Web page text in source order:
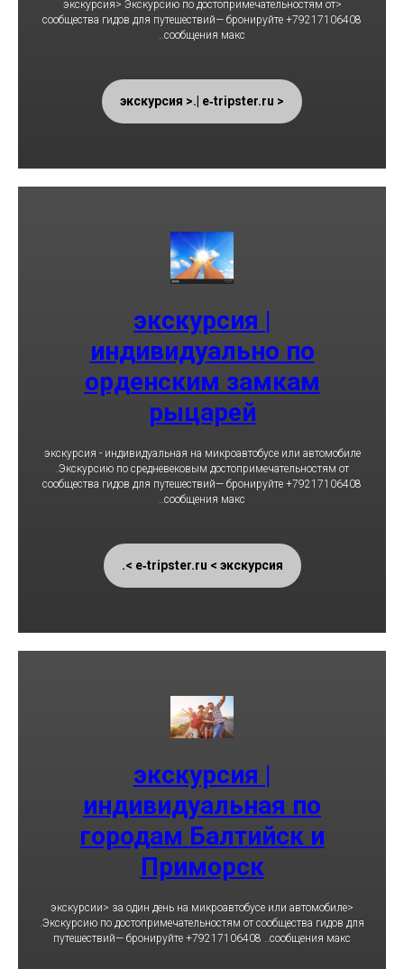
<экскурсия> Экскурсию по достопримечательностям от
сообщества гидов для путешествий— бронируйте +79217106408
..сообщения макс
< экскурсия >.| e‑tripster.ru
экскурсия |
индивидуально по
орденским замкам
рыцарей
экскурсия - индивидуальная на микроавтобусе или автомобиле
.Экскурсию по средневековым достопримечательностям от
сообщества гидов для путешествий— бронируйте +79217106408
..сообщения макс
e‑tripster.ru < экскурсия >.
экскурсия |
индивидуальная по
городам Балтийск и
Приморск
<экскурсии> за один день на микроавтобусе или автомобиле
.Экскурсию по достопримечательностям от сообщества гидов для
путешествий— бронируйте +79217106408 ..сообщения макс